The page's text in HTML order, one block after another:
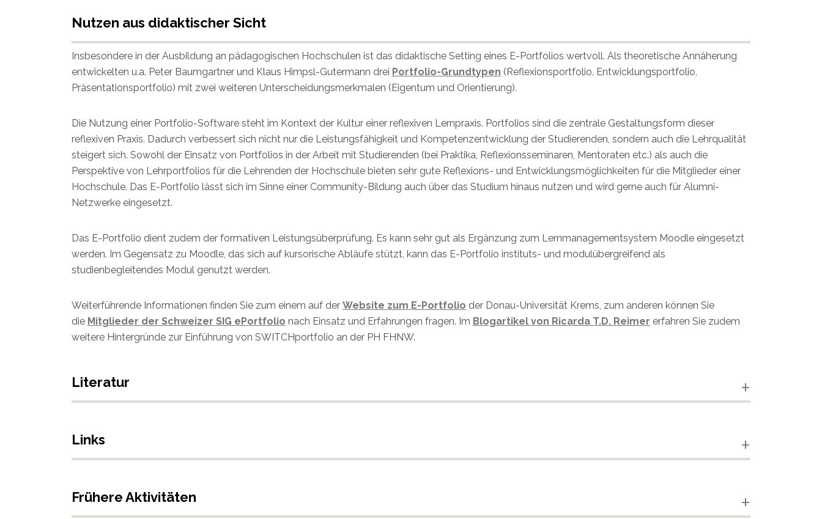
Nutzen aus didaktischer Sicht
Insbesondere in der Ausbildung an pädagogischen Hochschulen ist das didaktische Setting eines E-Portfolios wertvoll. Als theoretische Annäherung
entwickelten u.a. Peter Baumgartner und Klaus Himpsl-Gutermann drei Portfolio-Grundtypen (Reflexionsportfolio, Entwicklungsportfolio,
Präsentationsportfolio) mit zwei weiteren Unterscheidungsmerkmalen (Eigentum und Orientierung).
Die Nutzung einer Portfolio-Software steht im Kontext der Kultur einer reflexiven Lernpraxis. Portfolios sind die zentrale Gestaltungsform dieser
reflexiven Praxis. Dadurch verbessert sich nicht nur die Leistungsfähigkeit und Kompetenzentwicklung der Studierenden, sondern auch die Lehrqualität
steigert sich. Sowohl der Einsatz von Portfolios in der Arbeit mit Studierenden (bei Praktika, Reflexionsseminaren, Mentoraten etc.) als auch die
Perspektive von Lehrportfolios für die Lehrenden der Hochschule bieten sehr gute Reflexions- und Entwicklungsmöglichkeiten für die Mitglieder einer
Hochschule. Das E-Portfolio lässt sich im Sinne einer Community-Bildung auch über das Studium hinaus nutzen und wird gerne auch für Alumni-
Netzwerke eingesetzt.
Das E-Portfolio dient zudem der formativen Leistungsüberprüfung. Es kann sehr gut als Ergänzung zum Lernmanagementsystem Moodle eingesetzt
werden. Im Gegensatz zu Moodle, das sich auf kursorische Abläufe stützt, kann das E-Portfolio instituts- und modulübergreifend als
studienbegleitendes Modul genutzt werden.
Weiterführende Informationen finden Sie zum einem auf der Website zum E-Portfolio der Donau-Universität Krems, zum anderen können Sie
die Mitglieder der Schweizer SIG ePortfolio nach Einsatz und Erfahrungen fragen. Im Blogartikel von Ricarda T.D. Reimer erfahren Sie zudem
weitere Hintergründe zur Einführung von SWITCHportfolio an der PH FHNW.
Literatur
Links
Frühere Aktivitäten